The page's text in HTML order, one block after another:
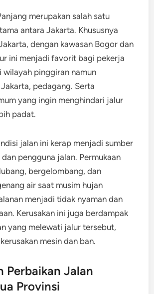
merupakan salah satu
antara Jakarta. Khususnya
dengan kawasan Bogor dan
ini menjadi favorit bagi pekerja
wilayah pinggiran namun
pedagang. Serta
yang ingin menghindari jalur
padat.
jalan ini kerap menjadi sumber
pengguna jalan. Permukaan
bergelombang, dan
air saat musim hujan
menjadi tidak nyaman dan
Kerusakan ini juga berdampak
yang melewati jalur tersebut,
mesin dan ban.
Perbaikan Jalan
Provinsi